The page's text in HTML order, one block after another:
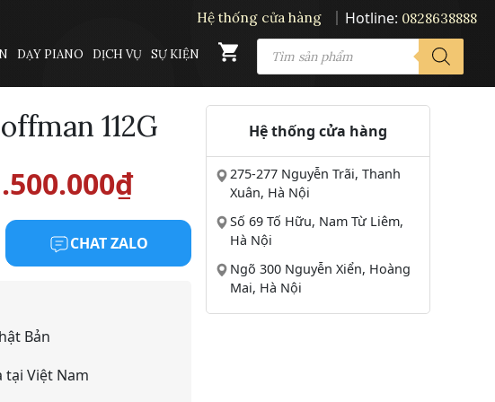
DẠY PIANO DỊCH VỤ SỰ KIỆN
PRODUCTS
SEARCH
Hệ thống cửa hàng Hotline: 0828638888
112G
₫Giá
hiện
tại
CHAT ZALO
Bản
tại Việt Nam
Hệ thống cửa hàng
275-277 Nguyễn Trãi, Thanh
Xuân, Hà Nội
Số 69 Tố Hữu, Nam Từ Liêm,
Hà Nội
Ngõ 300 Nguyễn Xiển, Hoàng
Mai, Hà Nội